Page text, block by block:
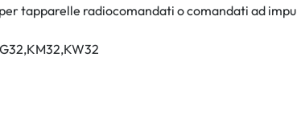
tapparelle radiocomandati o comandati ad